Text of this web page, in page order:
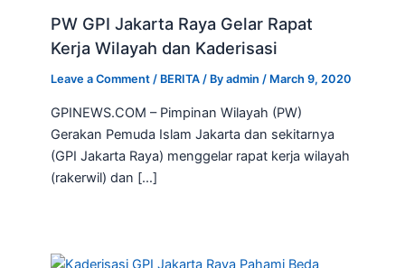
PW GPI Jakarta Raya Gelar Rapat
Kerja Wilayah dan Kaderisasi
Leave a Comment / BERITA / Byadmin/ March 9, 2020
GPINEWS.COM – Pimpinan Wilayah (PW)
Gerakan Pemuda Islam Jakarta dan sekitarnya
(GPI Jakarta Raya) menggelar rapat kerja wilayah
(rakerwil) dan […]